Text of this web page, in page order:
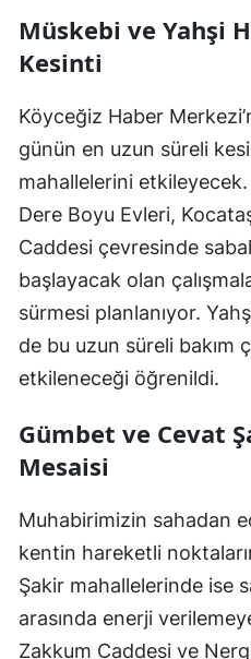
Müskebi ve Yahşi
Kesinti
Köyceğiz Haber
günün en uzun süreli
mahallelerini
Dere Boyu Evleri,
Caddesi çevresinde
başlayacak olan
sürmesi planlanıyor.
de bu uzun süreli bakım
etkileneceği öğrenildi.
Gümbet ve Cevat
Mesaisi
Muhabirimizin sahadan
kentin hareketli
Şakir mahallelerinde ise
arasında enerji
Zakkum Caddesi ve